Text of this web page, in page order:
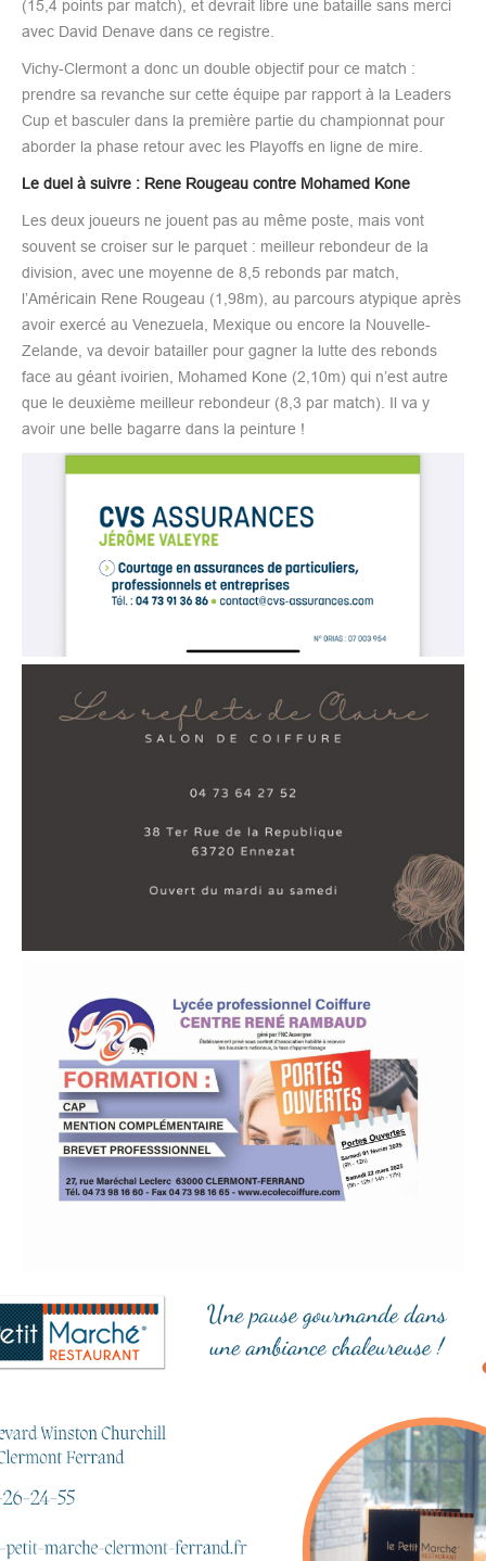
(15,4 points par match), et devrait libre une bataille sans merci
avec David Denave dans ce registre.
Vichy-Clermont a donc un double objectif pour ce match :
prendre sa revanche sur cette équipe par rapport à la Leaders
Cup et basculer dans la première partie du championnat pour
aborder la phase retour avec les Playoffs en ligne de mire.
Le duel à suivre : Rene Rougeau contre Mohamed Kone
Les deux joueurs ne jouent pas au même poste, mais vont
souvent se croiser sur le parquet : meilleur rebondeur de la
division, avec une moyenne de 8,5 rebonds par match,
l’Américain Rene Rougeau (1,98m), au parcours atypique après
avoir exercé au Venezuela, Mexique ou encore la Nouvelle-
Zelande, va devoir batailler pour gagner la lutte des rebonds
face au géant ivoirien, Mohamed Kone (2,10m) qui n’est autre
que le deuxième meilleur rebondeur (8,3 par match). Il va y
avoir une belle bagarre dans la peinture !